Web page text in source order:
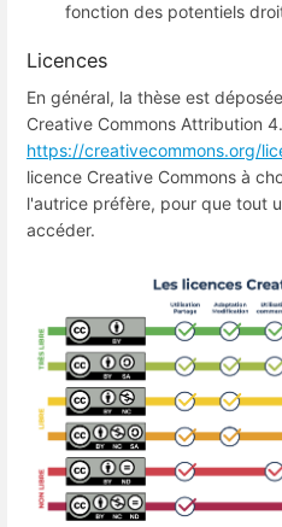
fonction des potentiels
Licences
En général, la thèse est
Creative Commons Attribution
https://creativecommons.org/
licence Creative Commons à
l'autrice préfère, pour que tout
accéder.